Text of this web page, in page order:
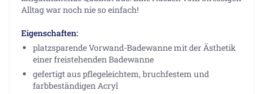
Alltag war noch nie so einfach!
Eigenschaften:
platzsparende Vorwand-Badewanne mit der Ästhetik
einer freistehenden Badewanne
gefertigt aus pflegeleichtem, bruchfestem und
farbbeständigen Acryl